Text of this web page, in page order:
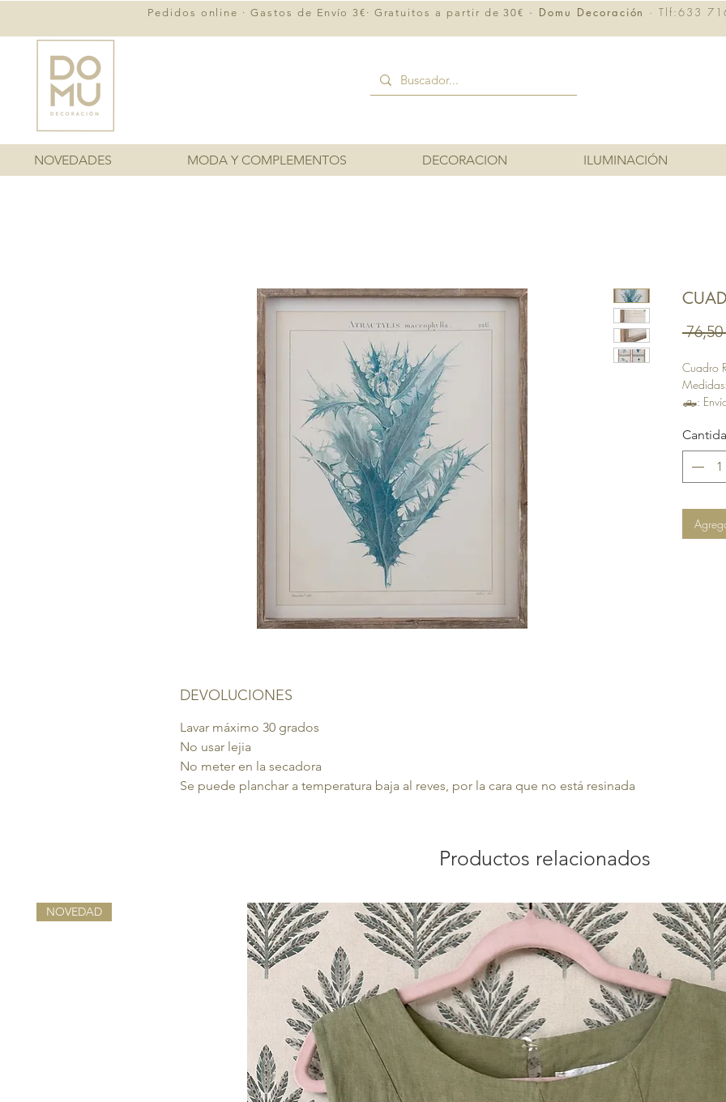
Pedidos online · Gastos de Envío 3€· Gratuitos a partir de 30€ · Domu Decoración · Tlf:633
NOVEDADES MODA Y COMPLEMENTOS DECORACION ILUMINACIÓN
76,50
Cuadro
🛻:
DEVOLUCIONES
Lavar máximo 30 grados
No usar lejia
No meter en la secadora
Se puede planchar a temperatura baja al reves, por la cara que no está resinada
Productos relacionados
NOVEDAD